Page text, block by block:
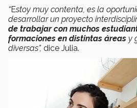
“Estoy muy contenta, es la
desarrollar un proyecto
de trabajar con muchos
formaciones en distintas áreas y
diversas”, dice Julia.